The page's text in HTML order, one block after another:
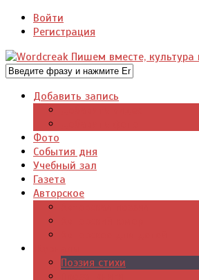
Войти
Регистрация
Добавить запись
Фото
События дня
Учебный зал
Газета
Авторское
Поэзия стихи